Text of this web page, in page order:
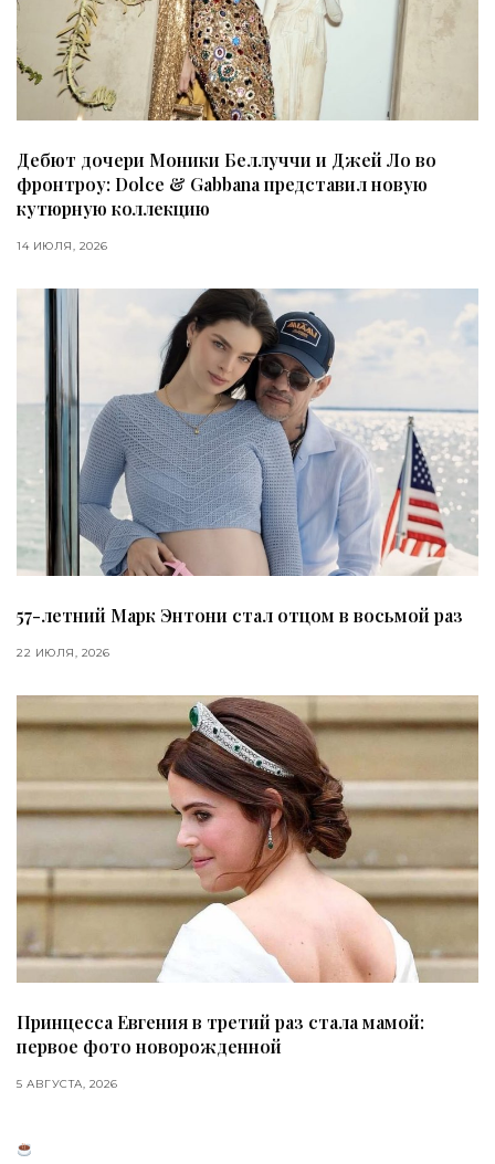
Дебют дочери Моники Беллуччи и Джей Ло во
фронтроу: Dolce & Gabbana представил новую
кутюрную коллекцию
14 ИЮЛЯ, 2026
57-летний Марк Энтони стал отцом в восьмой раз
22 ИЮЛЯ, 2026
Принцесса Евгения в третий раз стала мамой:
первое фото новорожденной
5 АВГУСТА, 2026